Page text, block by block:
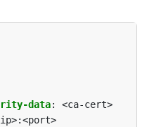
data:
<ca-cert>